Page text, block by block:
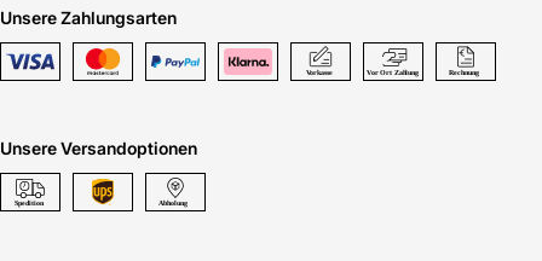
Unsere Zahlungsarten
Unsere Versandoptionen